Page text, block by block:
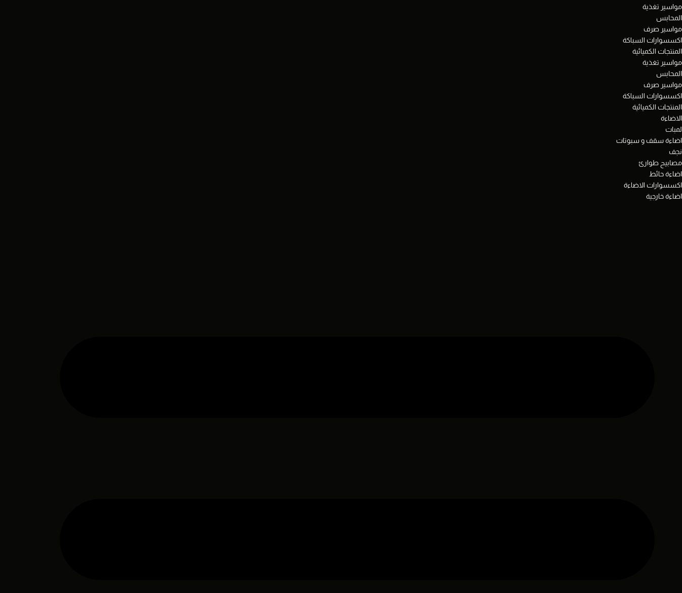
مواسير تغذية
المحابس
مواسير صرف
اكسسوارات السباكة
المنتجات الكميائية
مواسير تغذية
المحابس
مواسير صرف
اكسسوارات السباكة
المنتجات الكميائية
الاضاءة
لمبات
اضاءة سقف و سبوتات
نجف
مصابيح طوارئ
اضاءة حائط
اكسسوارات الاضاءة
اضاءة خارجية